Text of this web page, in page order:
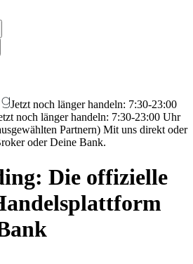
Jetzt noch länger handeln: 7:30-23:00
noch länger handeln: 7:30-23:00 Uhr
Partnern) Mit uns direkt oder
oder Deine Bank.
Die offizielle